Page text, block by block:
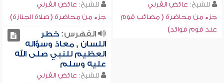
للشيخ: عائض القرني
جزء من محاضرة ( مصائب قوم
عند قوم فوائد)
للشيخ: عائض القرني
جزء من محاضرة ( صلاة الجنازة)
الفهرس:خطر
اللسان , معاذ وسؤاله
العظيم للنبي صلى الله
عليه وسلم
للشيخ: عائض القرني